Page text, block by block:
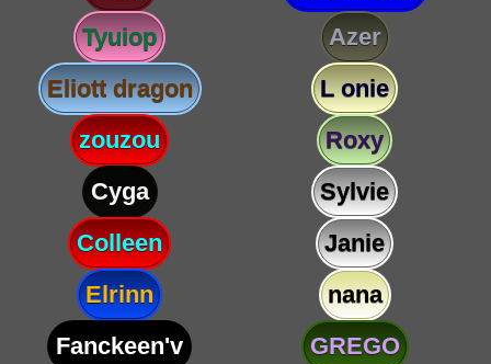
Tyuiop
Azer
Eliott dragon
L onie
zouzou
Roxy
Cyga
Sylvie
Colleen
Janie
Elrinn
nana
Fanckeen'v
GREGO